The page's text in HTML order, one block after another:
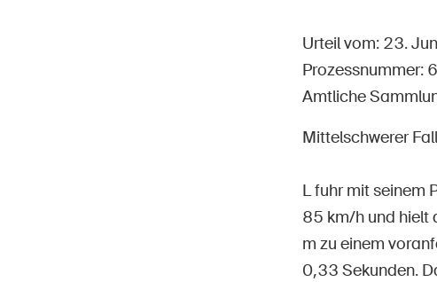
Urteil vom: 23.
Prozessnummer:
Amtliche
Mittelschwerer Fall
L fuhr mit seinem
85 km/h und hielt
m zu einem
0,33 Sekunden.